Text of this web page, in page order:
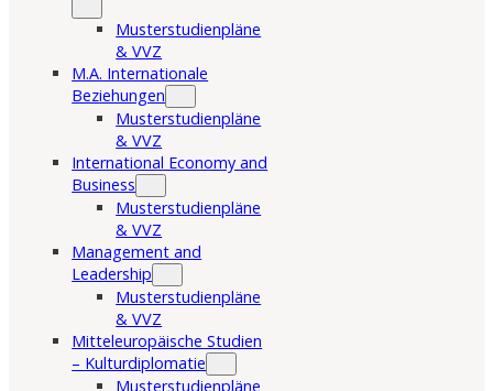
Musterstudienpläne
& VVZ
M.A. Internationale
Beziehungen
Musterstudienpläne
& VVZ
International Economy and
Business
Musterstudienpläne
& VVZ
Management and
Leadership
Musterstudienpläne
& VVZ
Mitteleuropäische Studien
– Kulturdiplomatie
Musterstudienpläne